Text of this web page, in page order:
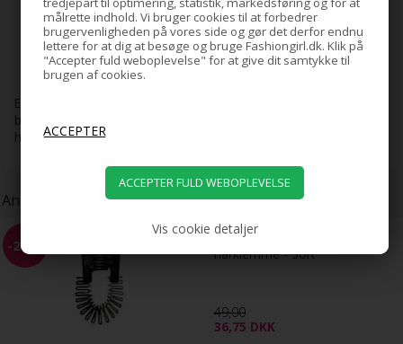
målrette indhold. Vi bruger cookies til at forbedrer
brugervenligheden på vores side og gør det derfor endnu
lettere for at dig at besøge og bruge Fashiongirl.dk. Klik på
"Accepter fuld weboplevelse" for at give dit samtykke til
brugen af cookies.
Vis cookie detaljer
Makeupsvampe:Kan bruges til flydende og cremede
produkter for et naturligt og glat resultat.
Bionic Hair:Børstehår designet til bedre at opsamle og
fordele makeup.
Et praktisk og overskueligt makeupbørstesæt, der passer både til
begyndere og dig, der ønsker et solidt basissæt til
hverdagsmakeup.
Andre kunder har også købt:
-25% Banana Interlocking
hårklemme - Sort
49,00
36,75 DKK